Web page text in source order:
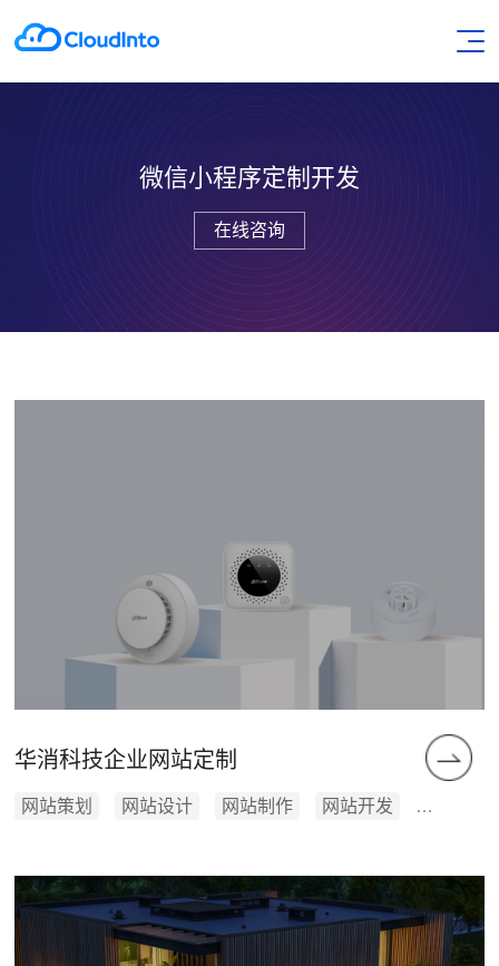
微信小程序定制开发
在线咨询
华消科技企业网站定制
网站策划 网站设计 网站制作 网站开发 网站维护